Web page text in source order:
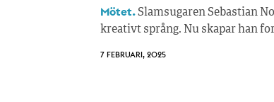
Mötet.Slamsugaren Sebastian
kreativt språng. Nu skapar han
7 FEBRUARI, 2025